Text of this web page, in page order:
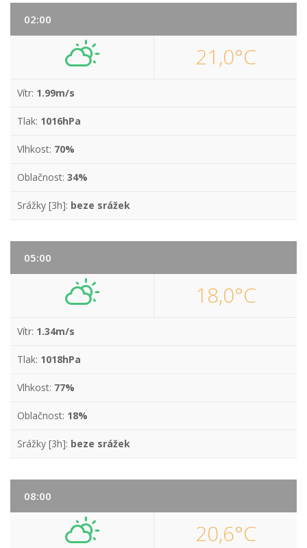
02:00
21,0°C
Vítr: 1.99m/s
Tlak: 1016hPa
Vlhkost: 70%
Oblačnost: 34%
Srážky [3h]: beze srážek
05:00
18,0°C
Vítr: 1.34m/s
Tlak: 1018hPa
Vlhkost: 77%
Oblačnost: 18%
Srážky [3h]: beze srážek
08:00
20,6°C